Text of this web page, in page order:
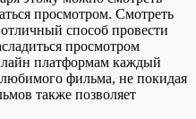
просмотром. Смотреть
способ провести
просмотром
платформам каждый
фильма, не покидая
также позволяет